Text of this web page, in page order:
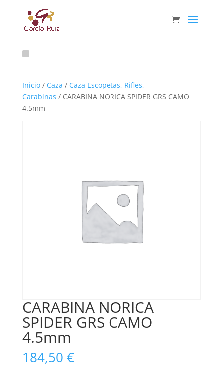
Inicio/ Caza / Caza Escopetas, Rifles,
Carabinas / CARABINA NORICA SPIDER GRS CAMO
4.5mm
CARABINA NORICA
SPIDER GRS CAMO
4.5mm
184,50 €